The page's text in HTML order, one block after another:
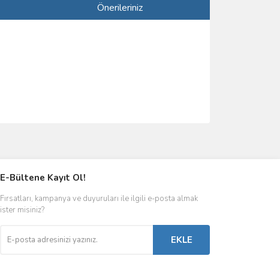
Önerileriniz
E-Bültene Kayıt Ol!
Fırsatları, kampanya ve duyuruları ile ilgili e-posta almak
ister misiniz?
EKLE